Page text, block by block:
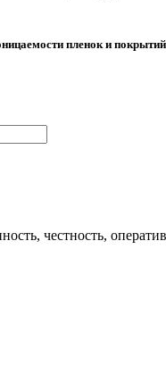
пленок и
честность,